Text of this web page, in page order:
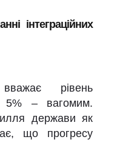
інтеграційних
рівень
5% – вагомим.
держави як
що прогресу